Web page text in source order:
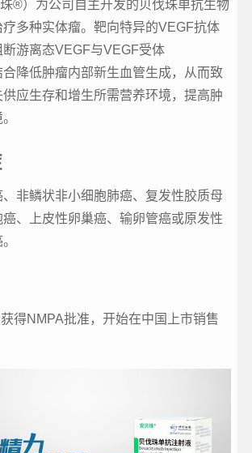
®）为公司自主开发的贝伐珠单抗生物
多种实体瘤。靶向特异的VEGF抗体
游离态VEGF与VEGF受体
合降低肿瘤内部新生血管生成，从而致
应生存和增生所需营养环境，提高肿
非鳞状非小细胞肺癌、复发性胶质母
、上皮性卵巢癌、输卵管癌或原发性
得NMPA批准，开始在中国上市销售